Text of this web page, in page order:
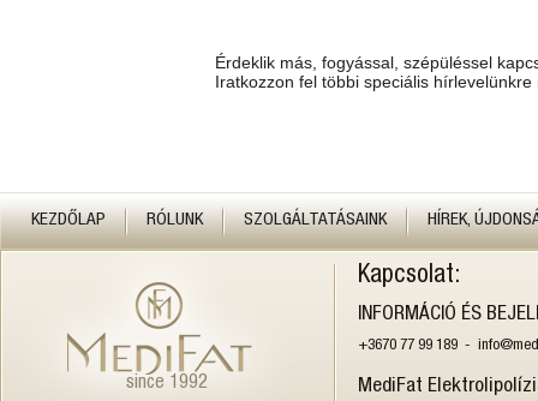
Érdeklik más, fogyással, szépüléssel
Iratkozzon fel többi speciális hírlevelünkre
KEZDŐLAP RÓLUNK SZOLGÁLTATÁSAINK HÍREK,
since 1992
Kapcsolat:
INFORMÁCIÓ ÉS
+3670 77 99 189 -
MediFat